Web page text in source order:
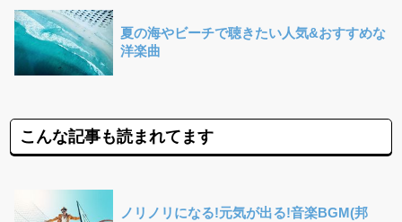
夏の海やビーチで聴きたい人気&おすすめな
洋楽曲
こんな記事も読まれてます
ノリノリになる!元気が出る!音楽BGM(邦